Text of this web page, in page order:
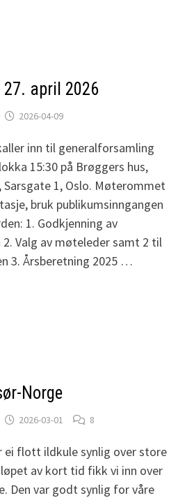
april 2026
2026-04-09
inn til generalforsamling
15:30 på Brøggers hus,
1, Oslo. Møterommet
bruk publikumsinngangen
1. Godkjenning av
Valg av møteleder samt 2 til
3. Årsberetning 2025 …
Norge
2026-03-01 8
ei flott ildkule synlig over store
av kort tid fikk vi inn over
Den var godt synlig for våre